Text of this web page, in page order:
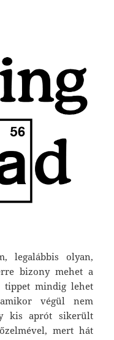
legalábbis olyan,
bizony mehet a
tippet mindig lehet
végül nem
kis aprót sikerült
mert hát